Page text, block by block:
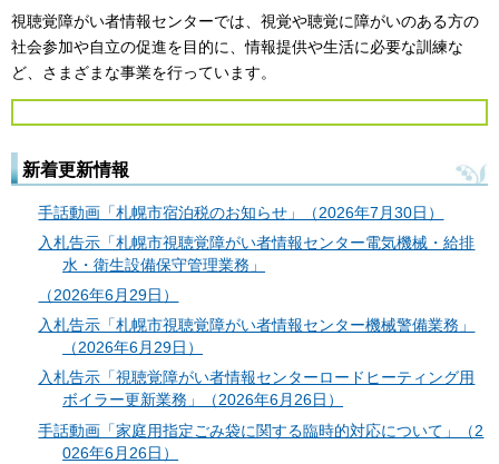
視聴覚障がい者情報センターでは、視覚や聴覚に障がいのある方の
社会参加や自立の促進を目的に、情報提供や生活に必要な訓練な
ど、さまざまな事業を行っています。
新着更新情報
手話動画「札幌市宿泊税のお知らせ」（2026年7月30日）
入札告示「札幌市視聴覚障がい者情報センター電気機械・給排
水・衛生設備保守管理業務」
（2026年6月29日）
入札告示「札幌市視聴覚障がい者情報センター機械警備業務」
（2026年6月29日）
入札告示「視聴覚障がい者情報センターロードヒーティング用
ボイラー更新業務」（2026年6月26日）
手話動画「家庭用指定ごみ袋に関する臨時的対応について」（2
026年6月26日）